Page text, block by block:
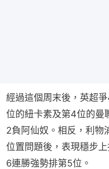
經過這個周末後，英超
位的紐卡素及第4位的曼
2負阿仙奴。相反，利物
位置問題後，表現穩步
6連勝強勢排第5位。